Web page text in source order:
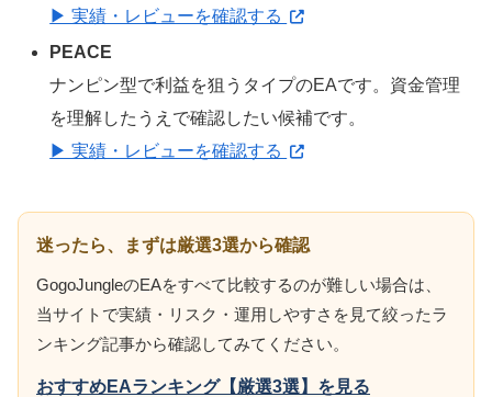
▶ 実績・レビューを確認する
PEACE
ナンピン型で利益を狙うタイプのEAです。資金管理
を理解したうえで確認したい候補です。
▶ 実績・レビューを確認する
迷ったら、まずは厳選3選から確認
GogoJungleのEAをすべて比較するのが難しい場合は、
当サイトで実績・リスク・運用しやすさを見て絞ったラ
ンキング記事から確認してみてください。
おすすめEAランキング【厳選3選】を見る